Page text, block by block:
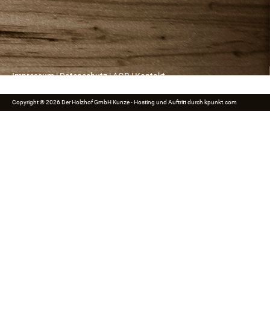
Impressum|Datenschutz|AGB|Kontakt
Copyright © 2026 Der Holzhof GmbH Kunze - Hosting und Auftritt durch kpunkt.com